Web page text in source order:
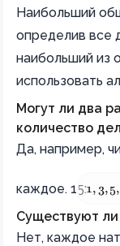
Наибольший
определив все
наибольший из
использовать
Могут ли два
количество
Да, например,
каждое. 15:1, 3,
1, 3, 5,
Существуют ли
Нет, каждое